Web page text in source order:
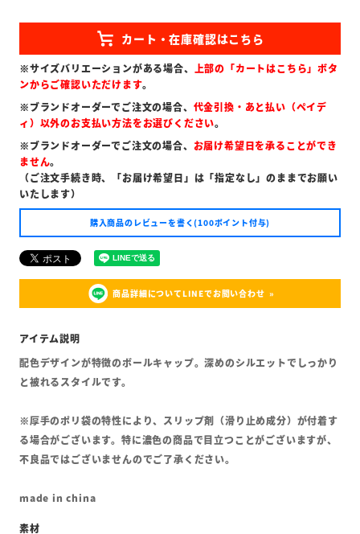
※サイズバリエーションがある場合、 上部の「カートはこちら」ボタ
ンからご確認いただけます。
※ブランドオーダーでご注文の場合、 代金引換・あと払い（ペイデ
ィ）以外のお支払い方法をお選びください。
※ブランドオーダーでご注文の場合、 お届け希望日を承ることができ
ません。
（ご注文手続き時、「お届け希望日」は「指定なし」のままでお願い
いたします）
購入商品のレビューを書く(100ポイント付与)
商品詳細についてLINEでお問い合わせ
配色デザインが特徴のボールキャップ。深めのシルエットでしっかり
と被れるスタイルです。
※厚手のポリ袋の特性により、スリップ剤（滑り止め成分）が付着す
る場合がございます。特に濃色の商品で目立つことがございますが、
不良品ではございませんのでご了承ください。
made in china